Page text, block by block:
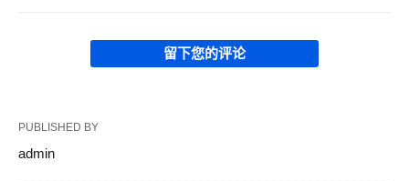
留下您的评论
PUBLISHED BY
admin